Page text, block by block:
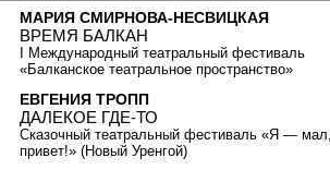
МАРИЯ СМИРНОВА-НЕСВИЦКАЯ
ВРЕМЯ БАЛКАН
I Международный театральный фестиваль
«Балканское театральное пространство»
ЕВГЕНИЯ ТРОПП
ДАЛЕКОЕ ГДЕ-ТО
Сказочный театральный фестиваль «Я — мал,
привет!» (Новый Уренгой)